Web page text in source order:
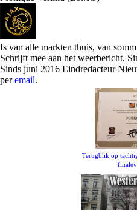
Is van alle markten thuis, van
Schrijft mee aan het weerbericht.
Sinds juni 2016 Eindredacteur
peremail.
Terugblik op